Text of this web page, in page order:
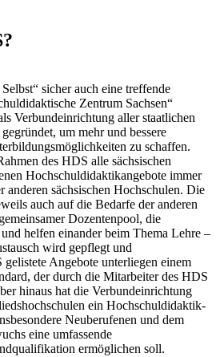
sicher auch eine treffende
Zentrum Sachsen“
Verbundeinrichtung aller staatlichen
um mehr und bessere
zu schaffen.
des HDS alle sächsischen
Hochschuldidaktikangebote immer
anderen sächsischen Hochschulen. Die
auch auf die Bedarfe der anderen
Dozentenpool, die
helfen einander beim Thema Lehre –
wird gepflegt und
Angebote unterliegen einem
der durch die Mitarbeiter des HDS
hinaus hat die Verbundeinrichtung
ein Hochschuldidaktik-
Neuberufenen und dem
eine umfassende
ermöglichen soll.